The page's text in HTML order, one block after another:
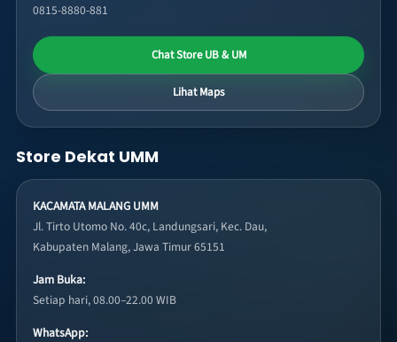
0815-8880-881
Chat Store UB & UM
Lihat Maps
Store Dekat UMM
KACAMATA MALANG UMM
Jl. Tirto Utomo No. 40c, Landungsari, Kec. Dau,
Kabupaten Malang, Jawa Timur 65151
Jam Buka:
Setiap hari, 08.00–22.00 WIB
WhatsApp: